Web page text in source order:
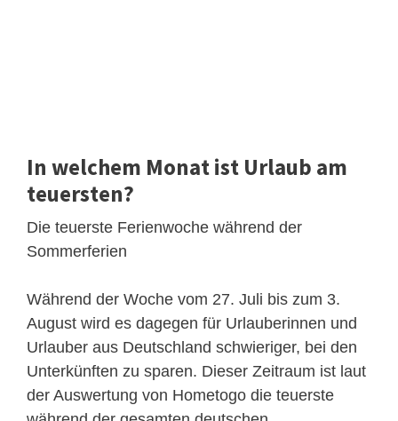
In welchem Monat ist Urlaub am
teuersten?
Die teuerste Ferienwoche während der
Sommerferien
Während der Woche vom 27. Juli bis zum 3.
August wird es dagegen für Urlauberinnen und
Urlauber aus Deutschland schwieriger, bei den
Unterkünften zu sparen. Dieser Zeitraum ist laut
der Auswertung von Hometogo die teuerste